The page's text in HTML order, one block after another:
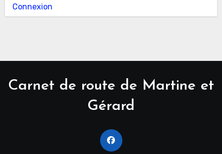
Connexion
Carnet de route de Martine et
Gérard